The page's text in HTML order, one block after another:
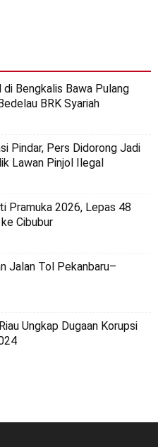
Bengkalis Bawa Pulang
BRK Syariah
Pindar, Pers Didorong Jadi
Lawan Pinjol Ilegal
Pramuka 2026, Lepas 48
Cibubur
Jalan Tol Pekanbaru–
Ungkap Dugaan Korupsi